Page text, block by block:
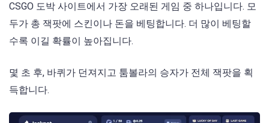
CSGO 도박 사이트에서 가장 오래된 게임 중 하나입니다. 모
두가 총 잭팟에 스킨이나 돈을 베팅합니다. 더 많이 베팅할
수록 이길 확률이 높아집니다.
몇 초 후, 바퀴가 던져지고 툼볼라의 승자가 전체 잭팟을 획
득합니다.